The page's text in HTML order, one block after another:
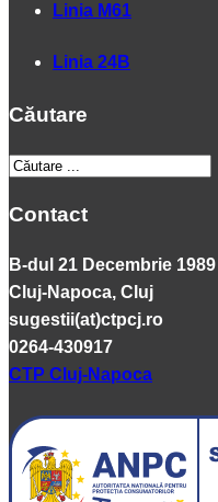
Linia M61
Linia 24B
Căutare
Contact
B-dul 21 Decembrie
Cluj-Napoca, Cluj
sugestii(at)ctpcj.ro
0264-430917
CTP Cluj-Napoca